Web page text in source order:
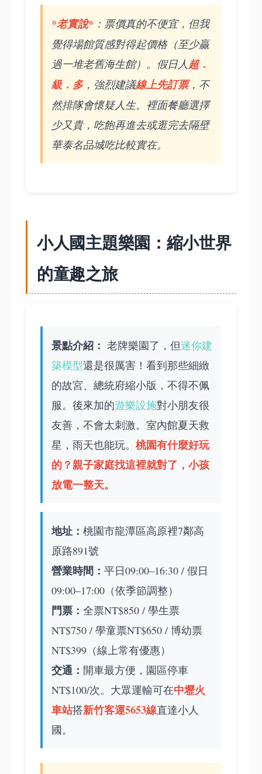
*老實說* ：票價真的不便宜，但我
覺得場館質感對得起價格（至少贏
過一堆老舊海生館）。假日人 超．
級．多，強烈建議線上先訂票，不
然排隊會懷疑人生。裡面餐廳選擇
少又貴，吃飽再進去或逛完去隔壁
華泰名品城吃比較實在。
小人國主題樂園：縮小世界
的童趣之旅
景點介紹： 老牌樂園了，但迷你建
築模型還是很厲害！看到那些細緻
的故宮、總統府縮小版，不得不佩
服。後來加的遊樂設施對小朋友很
友善，不會太刺激。室內館夏天救
星，雨天也能玩。 桃園有什麼好玩
的？親子家庭找這裡就對了，小孩
放電一整天。
地址： 桃園市龍潭區高原裡7鄰高
原路891號
營業時間： 平日09:00–16:30 / 假日
09:00–17:00（依季節調整）
門票： 全票NT$850 / 學生票
NT$750 / 學童票NT$650 / 博幼票
NT$399（線上常有優惠）
交通： 開車最方便，園區停車
NT$100/次。大眾運輸可在中壢火
車站搭新竹客運5653線直達小人
國。